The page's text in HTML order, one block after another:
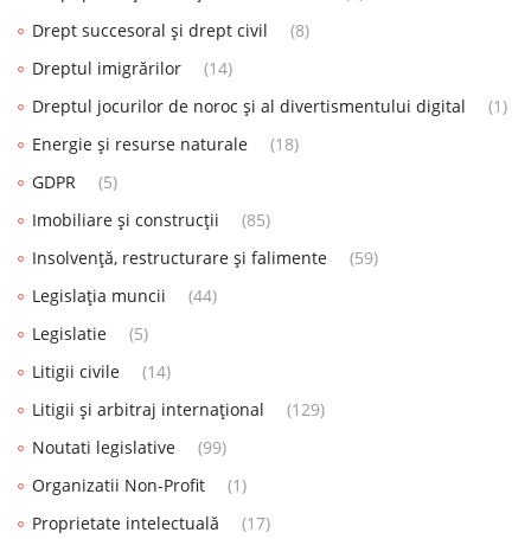
Drept succesoral și drept civil
(8)
Dreptul imigrărilor
(14)
Dreptul jocurilor de noroc și al divertismentului digital
(1)
Energie și resurse naturale
(18)
GDPR
(5)
Imobiliare și construcții
(85)
Insolvență, restructurare și falimente
(59)
Legislația muncii
(44)
Legislatie
(5)
Litigii civile
(14)
Litigii și arbitraj internațional
(129)
Noutati legislative
(99)
Organizatii Non-Profit
(1)
Proprietate intelectuală
(17)